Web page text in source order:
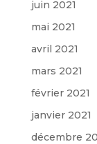
juin 2021
mai 2021
avril 2021
mars 2021
février 2021
janvier 2021
décembre